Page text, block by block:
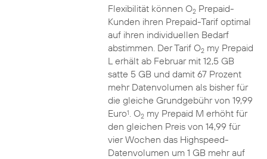
Flexibilität können O2Prepaid-
Kunden ihren Prepaid-Tarif optimal
auf ihren individuellen Bedarf
abstimmen. Der Tarif O2my Prepaid
L erhält ab Februar mit 12,5 GB
satte 5 GB und damit 67 Prozent
mehr Datenvolumen als bisher für
die gleiche Grundgebühr von 19,99
Euro1. O2my Prepaid M erhöht für
den gleichen Preis von 14,99 für
vier Wochen das Highspeed-
Datenvolumen um 1 GB mehr auf